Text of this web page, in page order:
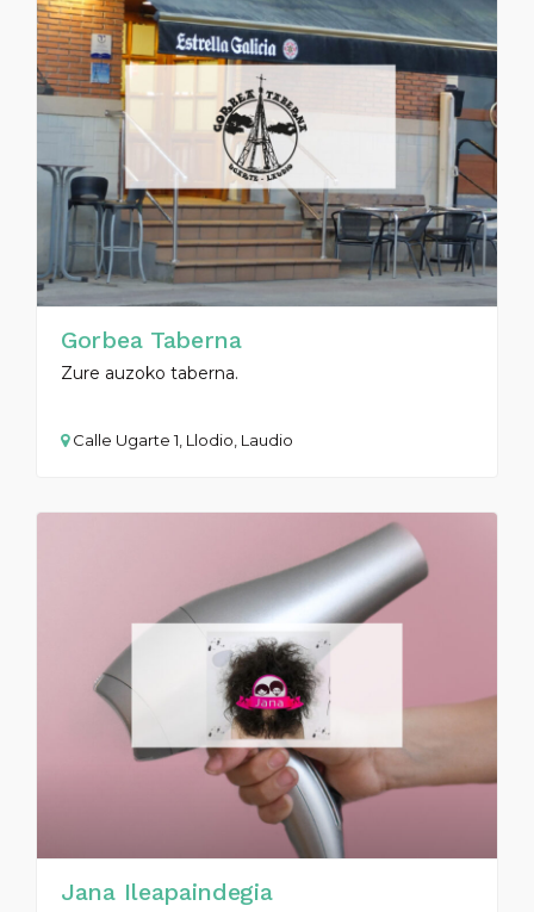
Gorbea Taberna
Zure auzoko taberna.
Calle Ugarte 1, Llodio, Laudio
Jana Ileapaindegia